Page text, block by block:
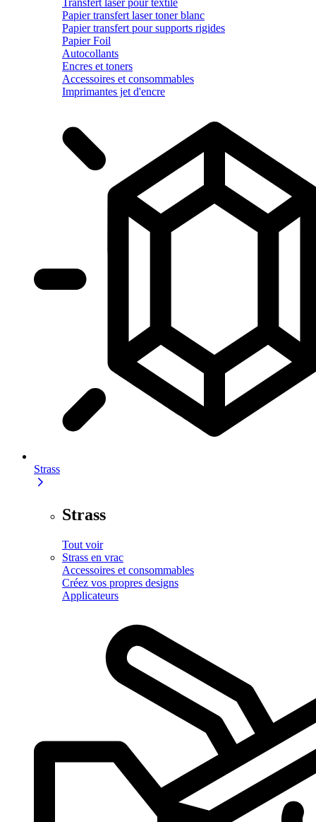
Papier transfert laser toner blanc
Papier transfert pour supports rigides
Papier Foil
Autocollants
Encres et toners
Accessoires et consommables
Imprimantes jet d'encre
Strass
Strass
Tout voir
Strass en vrac
Accessoires et consommables
Créez vos propres designs
Applicateurs